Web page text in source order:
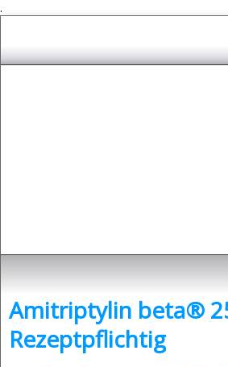
.
Amitriptylin beta®
Rezeptpflichtig